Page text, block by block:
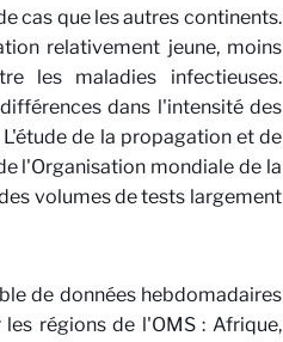
cas que les autres continents.
relativement jeune, moins
les maladies infectieuses.
dans l'intensité des
de la propagation et de
l'Organisation mondiale de la
volumes de tests largement
de données hebdomadaires
régions de l'OMS : Afrique,